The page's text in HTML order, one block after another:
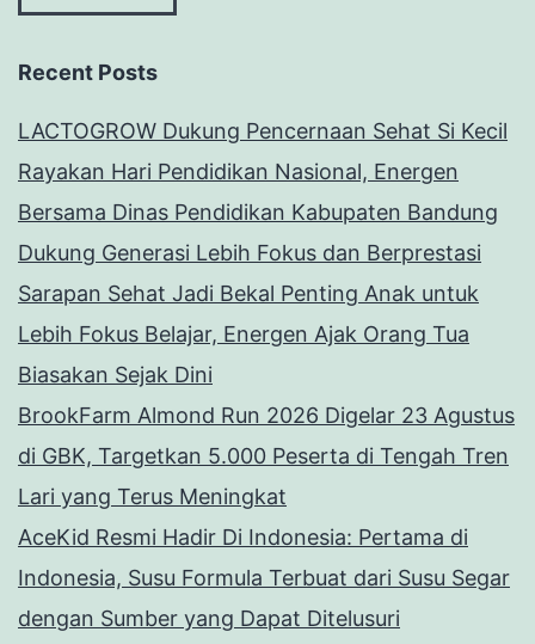
Recent Posts
LACTOGROW Dukung Pencernaan Sehat Si Kecil
Rayakan Hari Pendidikan Nasional, Energen
Bersama Dinas Pendidikan Kabupaten Bandung
Dukung Generasi Lebih Fokus dan Berprestasi
Sarapan Sehat Jadi Bekal Penting Anak untuk
Lebih Fokus Belajar, Energen Ajak Orang Tua
Biasakan Sejak Dini
BrookFarm Almond Run 2026 Digelar 23 Agustus
di GBK, Targetkan 5.000 Peserta di Tengah Tren
Lari yang Terus Meningkat
AceKid Resmi Hadir Di Indonesia: Pertama di
Indonesia, Susu Formula Terbuat dari Susu Segar
dengan Sumber yang Dapat Ditelusuri